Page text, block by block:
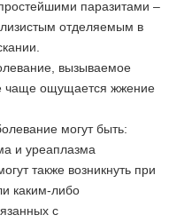
паразитами –
отделяемым в
вызываемое
чаще ощущается жжение
могут быть:
и уреаплазма
также возникнуть при
каким-либо
с